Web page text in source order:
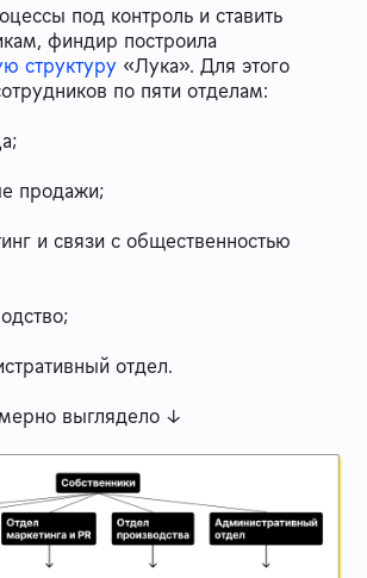
под контроль и ставить
финдир построила
структуру «Лука». Для этого
по пяти отделам:
продажи;
и связи с общественностью
отдел.
выглядело ↓